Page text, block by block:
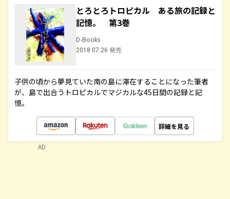
とろとろトロピカル ある旅の記録と
記憶。 第3巻
D-Books
2018.07.26 発売
子供の頃から夢見ていた南の島に滞在することになった筆者
が、島で出合うトロピカルでマジカルな45日間の記録と記
憶。
詳細を見る
AD